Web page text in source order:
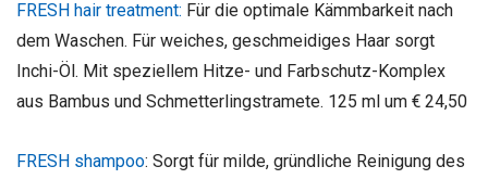
FRESH hair treatment: Für die optimale Kämmbarkeit nach
dem Waschen. Für weiches, geschmeidiges Haar sorgt
Inchi-Öl. Mit speziellem Hitze- und Farbschutz-Komplex
aus Bambus und Schmetterlingstramete. 125 ml um € 24,50
FRESH shampoo: Sorgt für milde, gründliche Reinigung des